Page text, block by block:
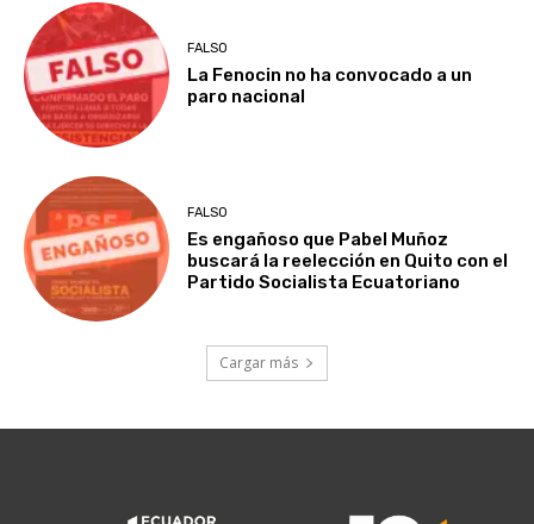
FALSO
La Fenocin no ha convocado a un
paro nacional
FALSO
Es engañoso que Pabel Muñoz
buscará la reelección en Quito con el
Partido Socialista Ecuatoriano
Cargar más